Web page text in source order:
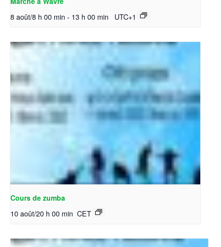
8 août/8 h 00 min - 13 h 00 min UTC+1
Cours de zumba
10 août/20 h 00 min CET